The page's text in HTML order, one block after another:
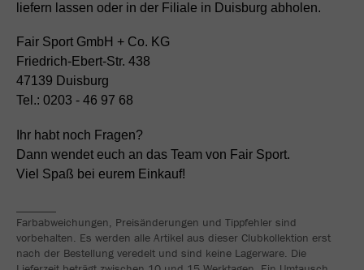
liefern lassen oder in der Filiale in Duisburg abholen.
Fair Sport GmbH + Co. KG
Friedrich-Ebert-Str. 438
47139 Duisburg
Tel.: 0203 - 46 97 68
Ihr habt noch Fragen?
Dann wendet euch an das Team von Fair Sport.
Viel Spaß bei eurem Einkauf!
Farbabweichungen, Preisänderungen und Tippfehler sind
vorbehalten. Es werden alle Artikel aus dieser Clubkollektion erst
nach der Bestellung veredelt und sind keine Lagerware. Die